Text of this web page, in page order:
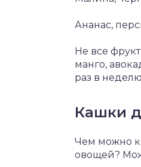
Ананас,
Не все
манго,
раз в
Кашки
Чем можно
овощей?